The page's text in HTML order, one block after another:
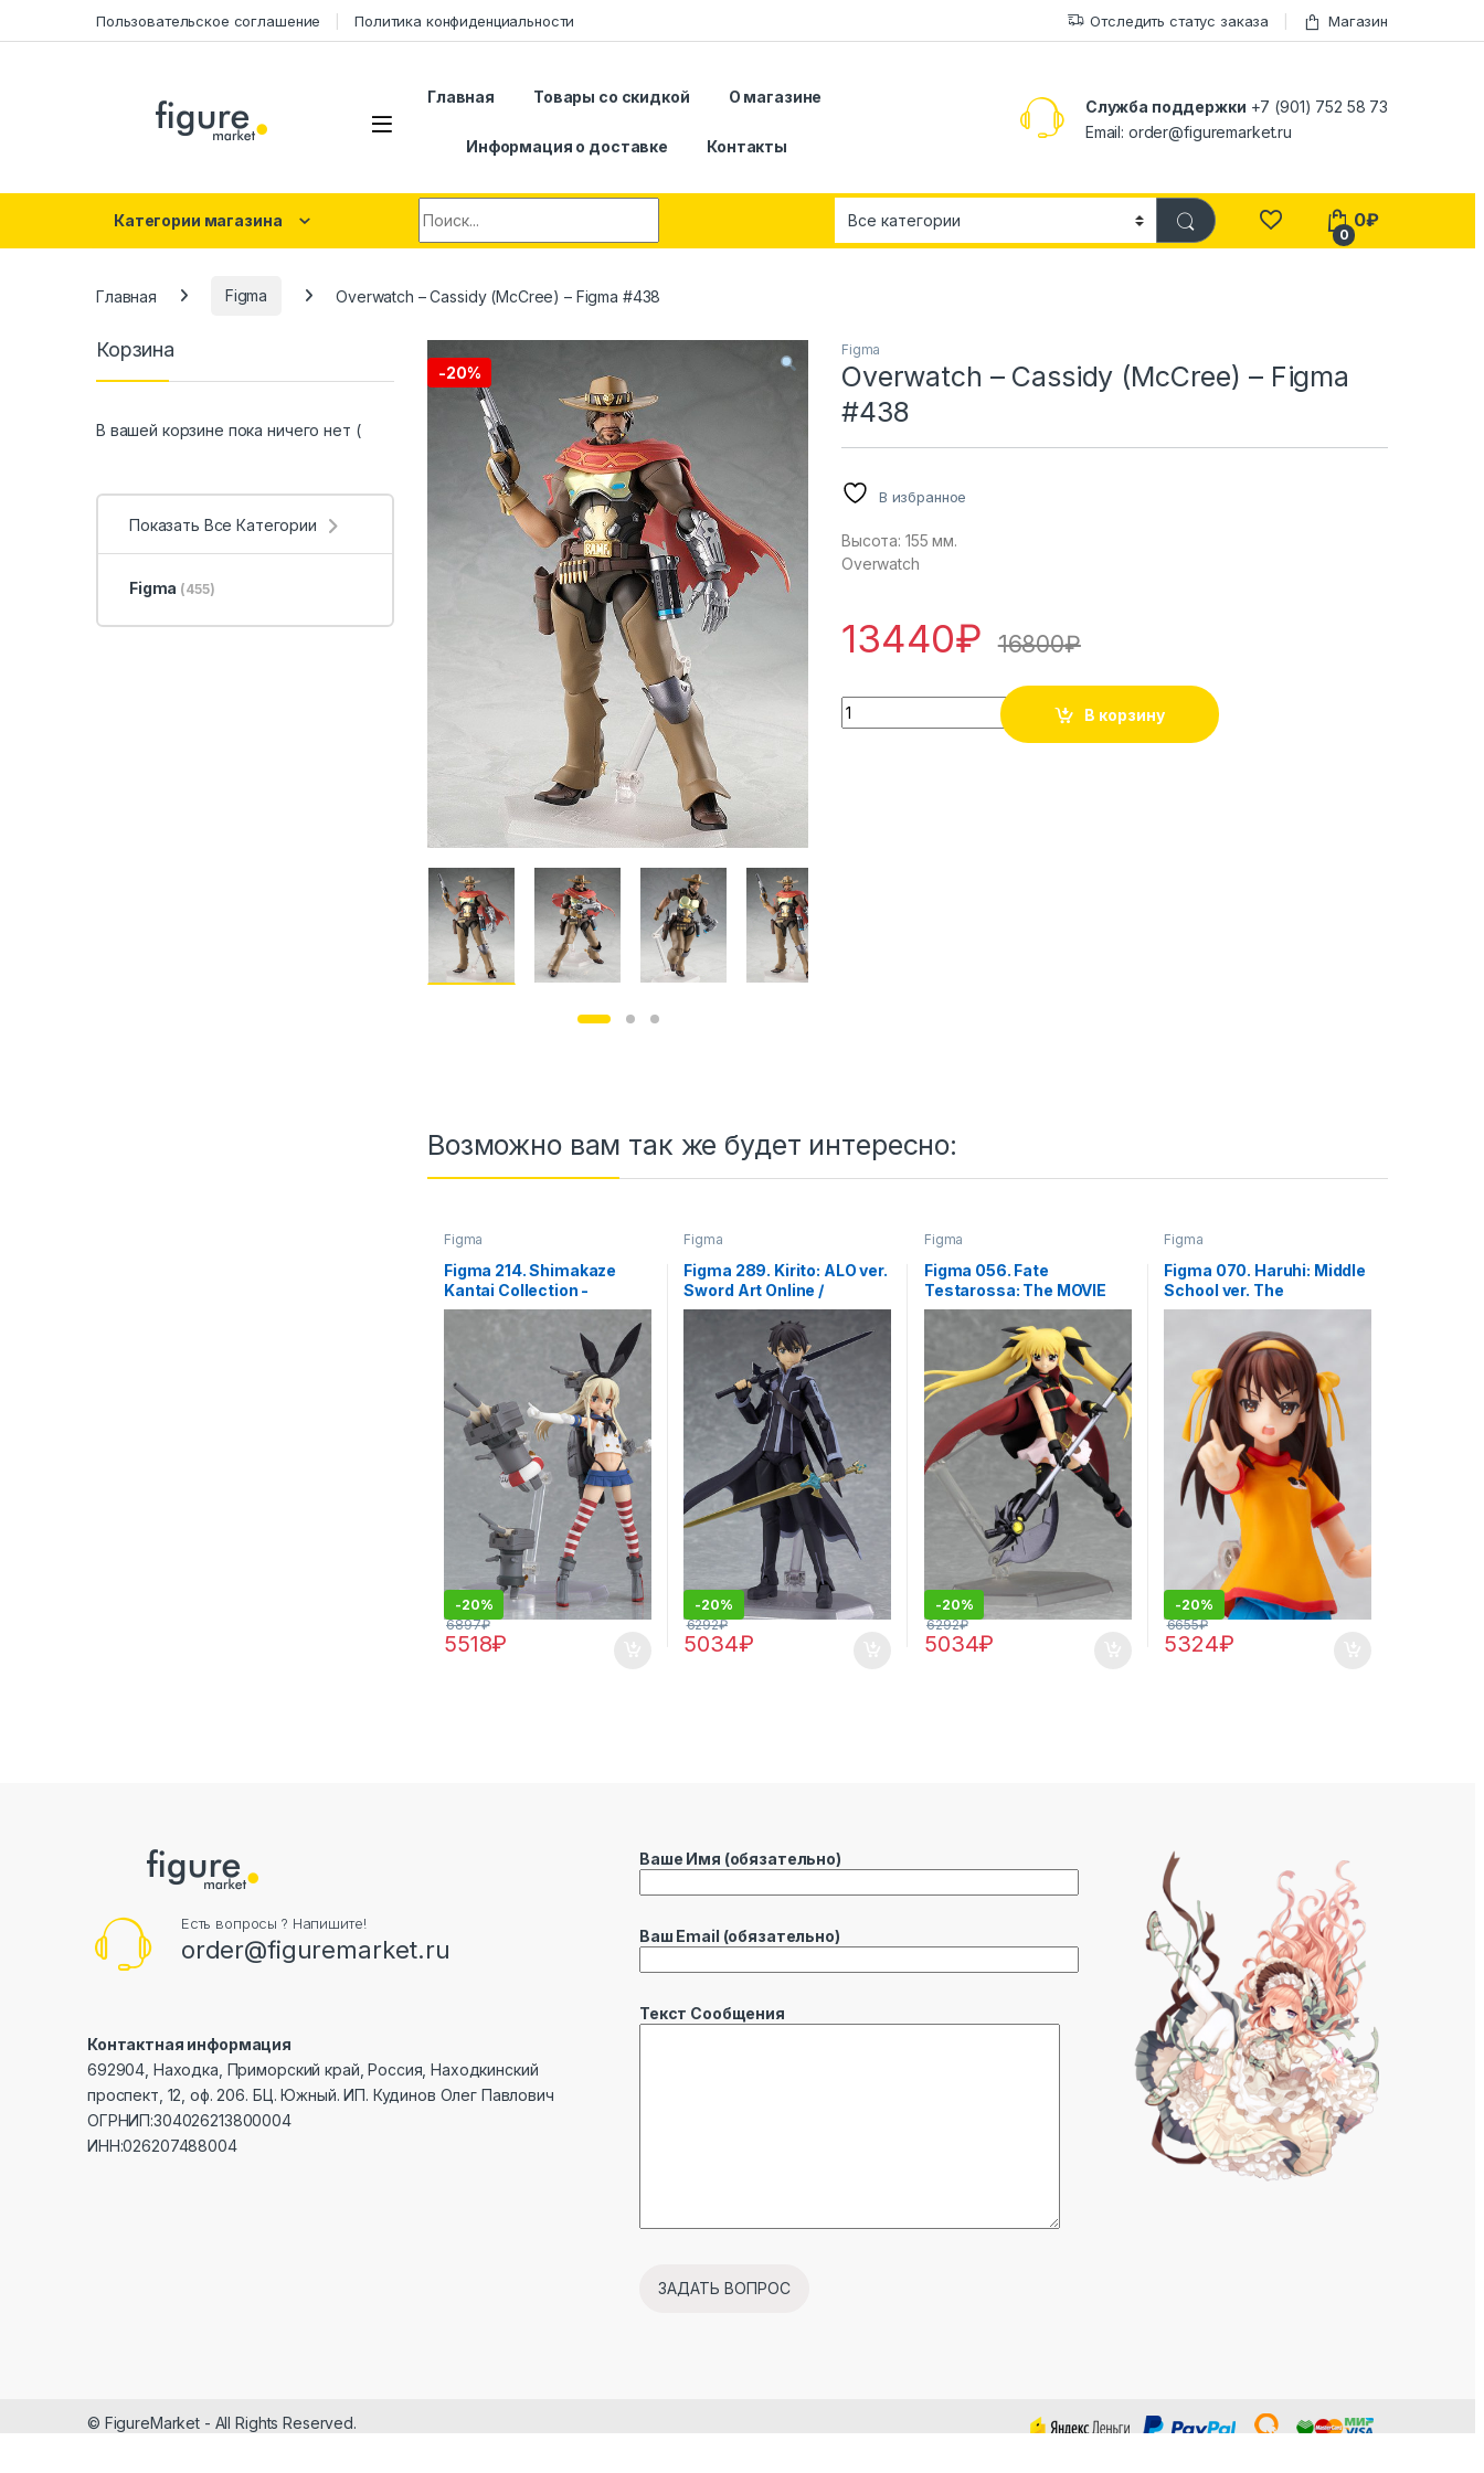
Пользовательское соглашение Политика конфиденциальности Отследить статус заказа Магазин
Главная Товары со скидкой О магазине
Информация о доставке Контакты
Служба поддержки +7 (901) 752 58 73
Email: order@figuremarket.ru
Категории магазина
0
0₽
Главная Figma Overwatch – Cassidy (McCree) – Figma #438
-20%
Figma
Overwatch – Cassidy (McCree) – Figma
#438
В избранное
Высота: 155 мм.
Overwatch
13440₽ 16800₽
Overwatch - Cassidy (McCree) - Figma #438 количество
В корзину
Возможно вам так же будет интересно:
Figma
Figma 214. Shimakaze
Kantai Collection -
KanColle- / Симакадзэ
-20%
5518₽
6897₽
Figma
Figma 289. Kirito: ALO ver.
Sword Art Online /
Мастера меча онлайн
аниме фигурка Кирито
-20%
5034₽
6292₽
Figma
Figma 056. Fate
Testarossa: The MOVIE
1st ver. / Magical Girl
Lyrical Nanoha фигурка
-20%
5034₽
6292₽
Figma
Figma 070. Haruhi: Middle
School ver. The
Melancholy of Haruhi
Suzumiya / Меланхолия
Харухи Судзумии
фигурка
-20%
5324₽
6655₽
Корзина
В вашей корзине пока ничего нет (
Показать Все Категории
Figma (455)
Есть вопросы ? Напишите!
order@figuremarket.ru
Контактная информация
692904, Находка, Приморский край, Россия, Находкинский
проспект, 12, оф. 206. БЦ. Южный. ИП. Кудинов Олег Павлович
ОГРНИП:304026213800004
ИНН:026207488004
Ваше Имя (обязательно)
Ваш Email (обязательно)
Текст Сообщения
© FigureMarket - All Rights Reserved.